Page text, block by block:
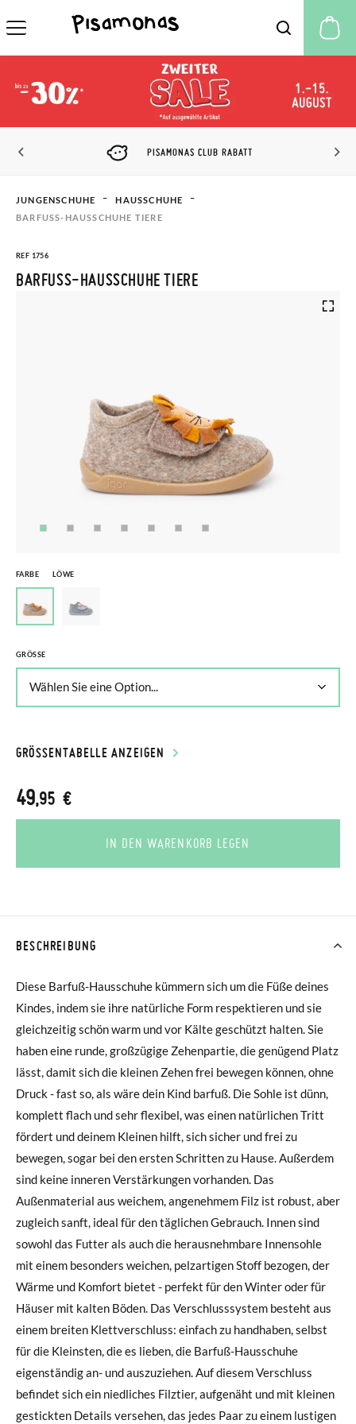
PISAMONAS CLUB RABATT
JUNGENSCHUHE
HAUSSCHUHE
BARFUSS-HAUSSCHUHE TIERE
REF 1756
BARFUSS-HAUSSCHUHE TIERE
FARBE LÖWE
GRÖSSE
GRÖSSENTABELLE ANZEIGEN
49,95 €
IN DEN WARENKORB LEGEN
BESCHREIBUNG
Diese Barfuß-Hausschuhe kümmern sich um die Füße deines
Kindes, indem sie ihre natürliche Form respektieren und sie
gleichzeitig schön warm und vor Kälte geschützt halten. Sie
haben eine runde, großzügige Zehenpartie, die genügend Platz
lässt, damit sich die kleinen Zehen frei bewegen können, ohne
Druck - fast so, als wäre dein Kind barfuß. Die Sohle ist dünn,
komplett flach und sehr flexibel, was einen natürlichen Tritt
fördert und deinem Kleinen hilft, sich sicher und frei zu
bewegen, sogar bei den ersten Schritten zu Hause. Außerdem
sind keine inneren Verstärkungen vorhanden. Das
Außenmaterial aus weichem, angenehmem Filz ist robust, aber
zugleich sanft, ideal für den täglichen Gebrauch. Innen sind
sowohl das Futter als auch die herausnehmbare Innensohle
mit einem besonders weichen, pelzartigen Stoff bezogen, der
Wärme und Komfort bietet - perfekt für den Winter oder für
Häuser mit kalten Böden. Das Verschlusssystem besteht aus
einem breiten Klettverschluss: einfach zu handhaben, selbst
für die Kleinsten, die es lieben, die Barfuß-Hausschuhe
eigenständig an- und auszuziehen. Auf diesem Verschluss
befindet sich ein niedliches Filztier, aufgenäht und mit kleinen
gestickten Details versehen, das jedes Paar zu einem lustigen